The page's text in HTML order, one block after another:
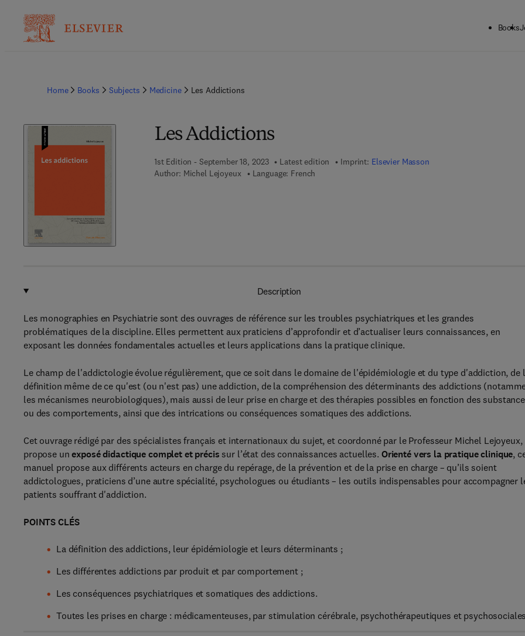
Books
Home Books Subjects Medicine Les Addictions
Les Addictions
1st Edition - September 18, 2023 Latest edition Imprint: Elsevier Masson
Author: Michel Lejoyeux Language: French
Description
Les monographies en Psychiatrie sont des ouvrages de référence sur les troubles psychiatriques et les grandes
problématiques de la discipline. Elles permettent aux praticiens d’approfondir et d’actualiser leurs connaissances, en
exposant les données fondamentales actuelles et leurs applications dans la pratique clinique.
Le champ de l'addictologie évolue régulièrement, que ce soit dans le domaine de l'épidémiologie et du type d'addiction, de
définition même de ce qu'est (ou n'est pas) une addiction, de la compréhension des déterminants des addictions
les mécanismes neurobiologiques), mais aussi de leur prise en charge et des thérapies possibles en fonction des
ou des comportements, ainsi que des intrications ou conséquences somatiques des addictions.
Cet ouvrage rédigé par des spécialistes français et internationaux du sujet, et coordonné par le Professeur Michel Lejoyeux,
propose unexposé didactique complet et précis sur l’état des connaissances actuelles. Orienté vers la pratique clinique,
manuel propose aux différents acteurs en charge du repérage, de la prévention et de la prise en charge – qu’ils soient
addictologues, praticiens d’une autre spécialité, psychologues ou étudiants – les outils indispensables pour accompagner
patients souffrant d'addiction.
POINTS CLÉS
La définition des addictions, leur épidémiologie et leurs déterminants ;
Les différentes addictions par produit et par comportement ;
Les conséquences psychiatriques et somatiques des addictions.
Toutes les prises en charge : médicamenteuses, par stimulation cérébrale, psychothérapeutiques et